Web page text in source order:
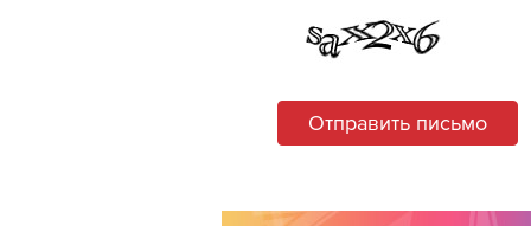
Отправить письмо